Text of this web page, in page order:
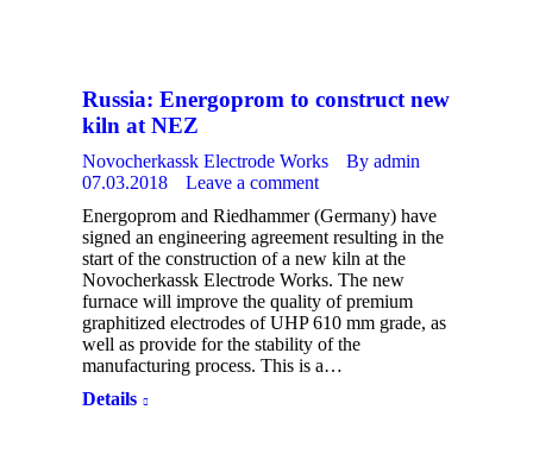
Russia: Energoprom to construct new
kiln at NEZ
Novocherkassk Electrode Works By admin
07.03.2018
Leave a comment
Energoprom and Riedhammer (Germany) have
signed an engineering agreement resulting in the
start of the construction of a new kiln at the
Novocherkassk Electrode Works. The new
furnace will improve the quality of premium
graphitized electrodes of UHP 610 mm grade, as
well as provide for the stability of the
manufacturing process. This is a…
Details